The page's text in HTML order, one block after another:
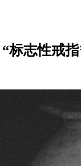
标志性戒指